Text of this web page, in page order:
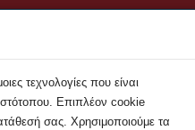
τεχνολογίες που είναι
Επιπλέον cookie
σας. Χρησιμοποιούμε τα